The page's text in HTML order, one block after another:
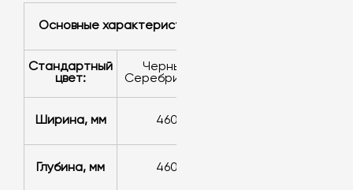
Основные характеристики
Стандартный
цвет:
Черный,
Серебристый
Ширина, мм 460
Глубина, мм 460